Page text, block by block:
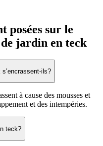
posées sur le
de jardin en teck
ils?
à cause des mousses et
et des intempéries.
teck?